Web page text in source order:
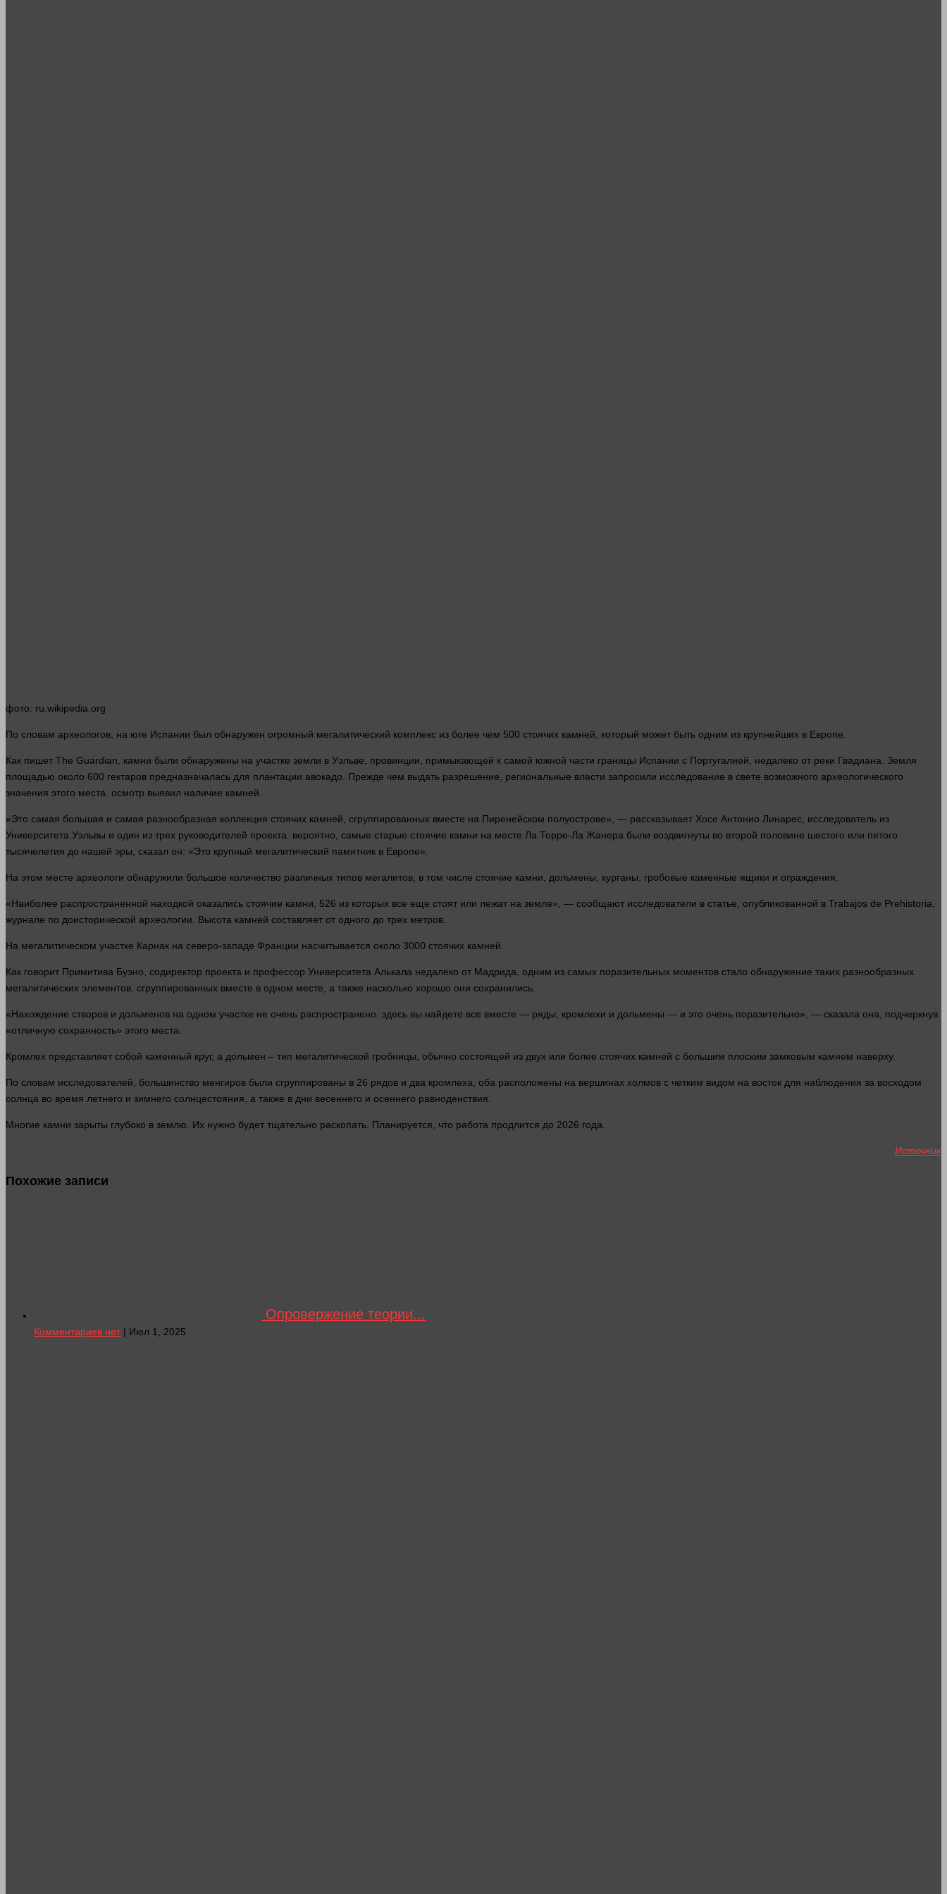
фото: ru.wikipedia.org
По словам археологов, на юге Испании был обнаружен огромный мегалитический комплекс из более чем 500 стоячих камней, который может быть одним из крупнейших в Европе.
Как пишет The Guardian, камни были обнаружены на участке земли в Уэльве, провинции, примыкающей к самой южной части границы Испании с Португалией, недалеко от реки Гвадиана. Земля
площадью около 600 гектаров предназначалась для плантации авокадо. Прежде чем выдать разрешение, региональные власти запросили исследование в свете возможного археологического
значения этого места. осмотр выявил наличие камней.
«Это самая большая и самая разнообразная коллекция стоячих камней, сгруппированных вместе на Пиренейском полуострове», — рассказывает Хосе Антонио Линарес, исследователь из
Университета Уэльвы и один из трех руководителей проекта. вероятно , самые старые стоячие камни на месте Ла Торре-Ла Жанера были воздвигнуты во второй половине шестого или пятого
тысячелетия до нашей эры, сказал он: «Это крупный мегалитический памятник в Европе».
На этом месте археологи обнаружили большое количество различных типов мегалитов, в том числе стоячие камни, дольмены, курганы, гробовые каменные ящики и ограждения.
«Наиболее распространенной находкой оказались стоячие камни, 526 из которых все еще стоят или лежат на земле», — сообщают исследователи в статье, опубликованной в Trabajos de Prehistoria,
журнале по доисторической археологии. Высота камней составляет от одного до трех метров
На мегалитическом участке Карнак на северо-западе Франции насчитывается около 3000 стоячих камней.
Как говорит Примитива Буэно, содиректор проекта и профессор Университета Алькала недалеко от Мадрида, одним из самых поразительных моментов стало обнаружение таких разнообразных
мегалитических элементов, сгруппированных вместе в одном месте , а также насколько хорошо они сохранились.
«Нахождение створов и дольменов на одном участке не очень распространено. здесь вы найдете все вместе — ряды, кромлехи и дольмены — и это очень поразительно», — сказала она, подчеркнув
«отличную сохранность» этого места.
Кромлех представляет собой каменный круг, а дольмен – тип мегалитической гробницы, обычно состоящей из двух или более стоячих камней с большим плоским замковым камнем наверху.
По словам исследователей, большинство менгиров были сгруппированы в 26 рядов и два кромлеха, оба расположены на вершинах холмов с четким видом на восток для наблюдения за восходом
солнца во время летнего и зимнего солнцестояния, а также в дни весеннего и осеннего равноденствия.
Многие камни зарыты глубоко в землю . Их нужно будет тщательно раскопать. Планируется, что работа продлится до 2026 года
Источник
Похожие записи
Опровержение теории...
Комментариев нет| Июл 1, 2025